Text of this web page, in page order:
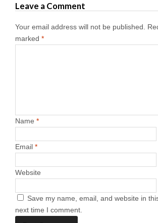
Leave a Comment
Your email address will not be published.
marked *
Name *
Email *
Website
Save my name, email, and website in
next time I comment.